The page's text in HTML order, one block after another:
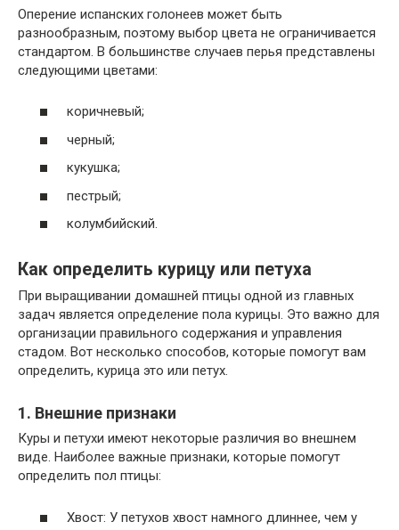
Оперение испанских голонеев может быть
разнообразным, поэтому выбор цвета не ограничивается
стандартом. В большинстве случаев перья представлены
следующими цветами:
коричневый;
черный;
кукушка;
пестрый;
колумбийский.
Как определить курицу или петуха
При выращивании домашней птицы одной из главных
задач является определение пола курицы. Это важно для
организации правильного содержания и управления
стадом. Вот несколько способов, которые помогут вам
определить, курица это или петух.
1. Внешние признаки
Куры и петухи имеют некоторые различия во внешнем
виде. Наиболее важные признаки, которые помогут
определить пол птицы:
Хвост: У петухов хвост намного длиннее, чем у